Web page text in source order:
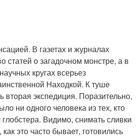
В газетах и журналах
статей о загадочном монстре, а в
кругах всерьез
Находкой. К туше
вторая экспедиция. Поразительно,
ни одного человека из тех, кто
Видимо, снимать сливки
это часто бывает, готовились